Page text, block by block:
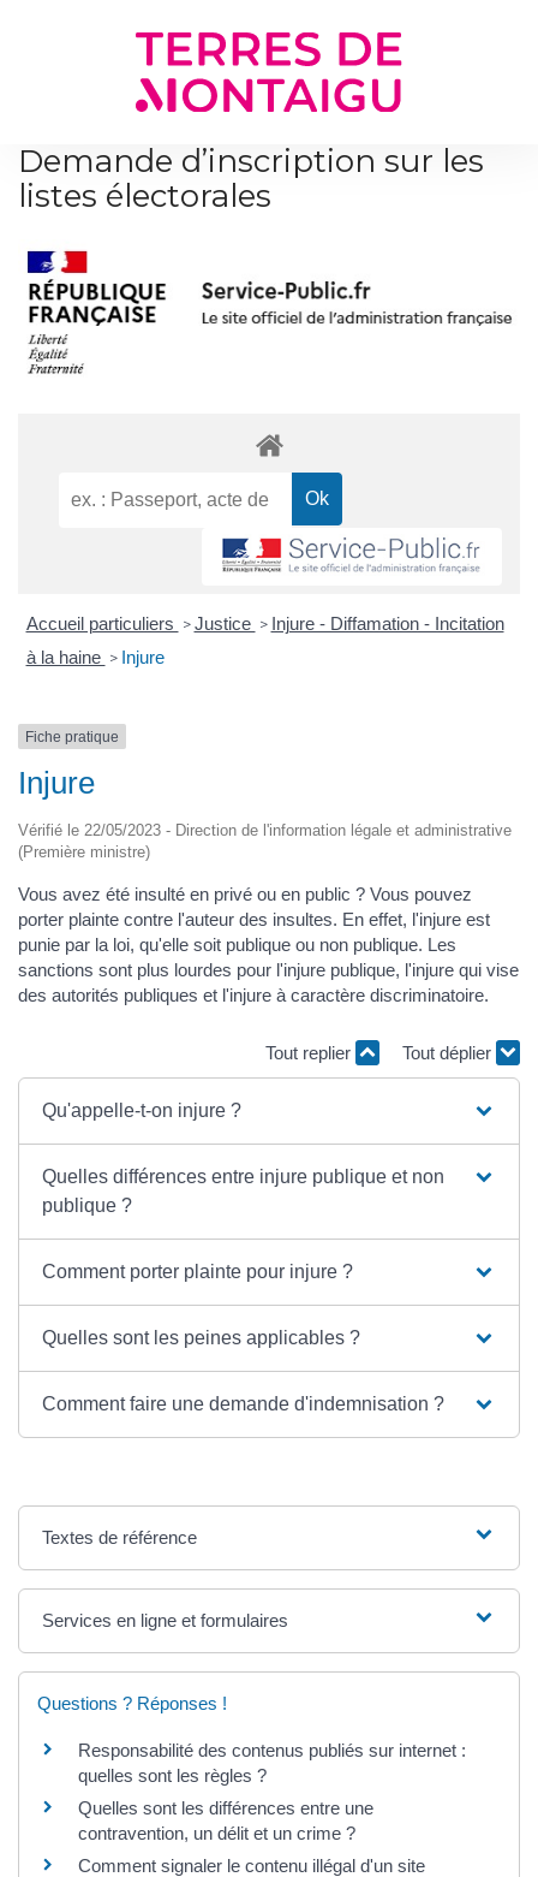
Demande d’inscription sur les
listes électorales
Accueil particuliers > Justice > Injure - Diffamation - Incitation
à la haine > Injure
Fiche pratique
Injure
Vérifié le 22/05/2023 - Direction de l'information légale et administrative
(Première ministre)
Vous avez été insulté en privé ou en public ? Vous pouvez
porter plainte contre l'auteur des insultes. En effet, l'injure est
punie par la loi, qu'elle soit publique ou non publique. Les
sanctions sont plus lourdes pour l'injure publique, l'injure qui vise
des autorités publiques et l'injure à caractère discriminatoire.
Tout replier Tout déplier
Qu'appelle-t-on injure ?
Quelles différences entre injure publique et non
publique ?
Comment porter plainte pour injure ?
Quelles sont les peines applicables ?
Comment faire une demande d'indemnisation ?
Textes de référence
Services en ligne et formulaires
Questions ? Réponses !
Responsabilité des contenus publiés sur internet :
quelles sont les règles ?
Quelles sont les différences entre une
contravention, un délit et un crime ?
Comment signaler le contenu illégal d'un site